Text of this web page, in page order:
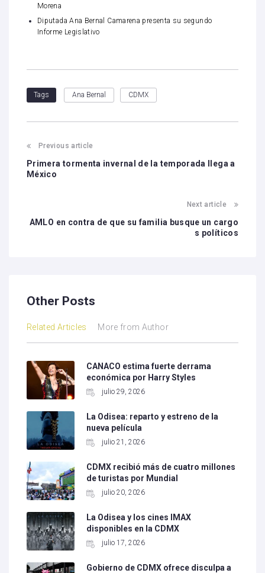
Morena
Diputada Ana Bernal Camarena presenta su segundo
Informe Legislativo
Tags Ana Bernal CDMX
Previous article
Primera tormenta invernal de la temporada llega a
México
Next article
AMLO en contra de que su familia busque un cargo
s políticos
Other Posts
Related Articles More from Author
CANACO estima fuerte derrama
económica por Harry Styles
julio 29, 2026
La Odisea: reparto y estreno de la
nueva película
julio 21, 2026
CDMX recibió más de cuatro millones
de turistas por Mundial
julio 20, 2026
La Odisea y los cines IMAX
disponibles en la CDMX
julio 17, 2026
Gobierno de CDMX ofrece disculpa a